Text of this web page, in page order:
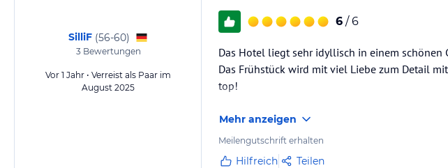
Allgemeine und unverbindliche Hoteliers-/Veranstalter-/Kataloginformationen. Alle
Gewähr und ohne Prüfung durch HolidayCheck. Bitte lies vor der Buchung die verbindlichen
jeweiligen Veranstalters.
SilliF (56-60)
3Bewertungen
Vor 1 Jahr • Verreist als Paar im
August 2025
6 / 6
Das Hotel liegt sehr idyllisch in einem schönen
Das Frühstück wird mit viel Liebe zum Detail
top!
Mehr anzeigen
Meilengutschrift erhalten
Hilfreich Teilen